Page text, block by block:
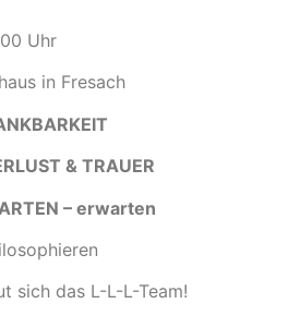
Uhr
in Fresach
& TRAUER
– erwarten
sich das L-L-L-Team!